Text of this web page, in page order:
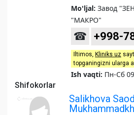
Mo'ljal: Завод
"МАКРО"
☎ +998-
Iltimos, Kliniks uz
topganingizni ularga
Ish vaqti: Пн-Сб
Shifokorlar
Salikhova